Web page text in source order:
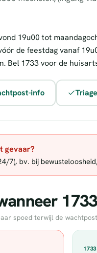
19u00 tot
de feestdag vanaf
Bel 1733 voor de
info
gevaar?
7), bv. bij
spoed terwijl de